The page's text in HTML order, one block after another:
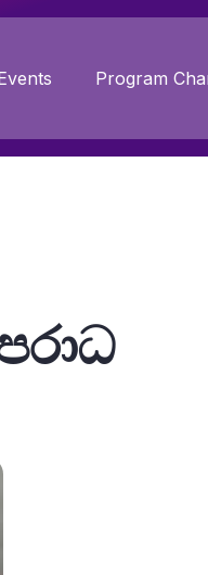
Program